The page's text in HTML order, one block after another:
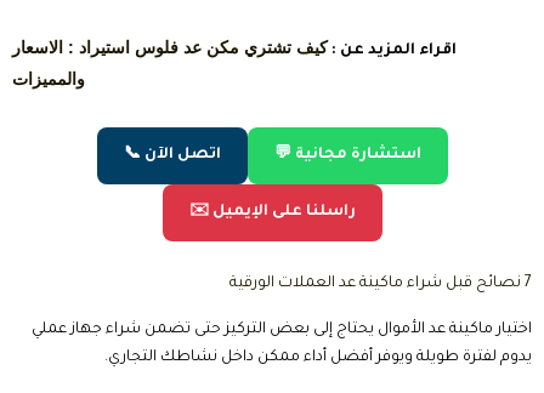
اقراء المزيد عن : كيف تشتري مكن عد فلوس استيراد : الاسعار
والمميزات
📞 اتصل الآن 💬 استشارة مجانية
✉️ راسلنا على الإيميل
7 نصائح قبل شراء ماكينة عد العملات الورقية
اختيار ماكينة عد الأموال يحتاج إلى بعض التركيز حتى تضمن شراء جهاز عملي
يدوم لفترة طويلة ويوفر أفضل أداء ممكن داخل نشاطك التجاري.